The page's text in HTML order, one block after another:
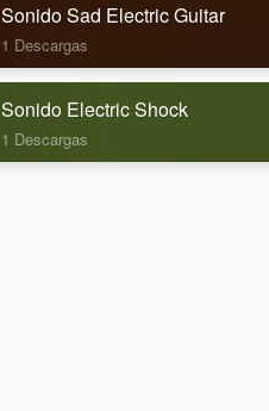
Sonido Sad Electric Guitar
1 Descargas
Sonido Electric Shock
1 Descargas